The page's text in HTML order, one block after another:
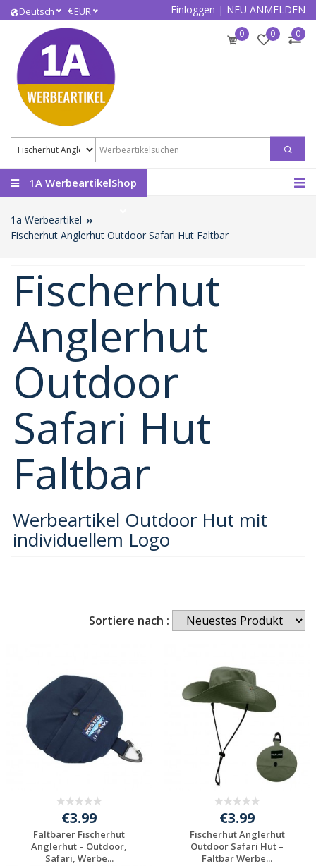
Deutsch €EUR Einloggen | NEU ANMELDEN
0 0 0
1A WerbeartikelShop
1a Werbeartikel
Fischerhut Anglerhut Outdoor Safari Hut Faltbar
Fischerhut
Anglerhut
Outdoor
Safari Hut
Faltbar
Werbeartikel Outdoor Hut mit
individuellem Logo
Sortiere nach :
€3.99
Faltbarer Fischerhut
Anglerhut – Outdoor,
Safari, Werbe...
€3.99
Fischerhut Anglerhut
Outdoor Safari Hut –
Faltbar Werbe...